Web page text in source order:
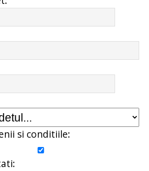
si conditiile: